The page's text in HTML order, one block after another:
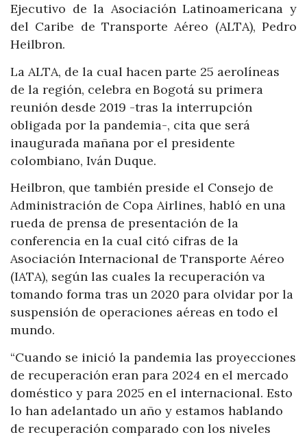
Ejecutivo de la Asociación Latinoamericana y
del Caribe de Transporte Aéreo (ALTA), Pedro
Heilbron.
La ALTA, de la cual hacen parte 25 aerolíneas
de la región, celebra en Bogotá su primera
reunión desde 2019 -tras la interrupción
obligada por la pandemia-, cita que será
inaugurada mañana por el presidente
colombiano, Iván Duque.
Heilbron, que también preside el Consejo de
Administración de Copa Airlines, habló en una
rueda de prensa de presentación de la
conferencia en la cual citó cifras de la
Asociación Internacional de Transporte Aéreo
(IATA), según las cuales la recuperación va
tomando forma tras un 2020 para olvidar por la
suspensión de operaciones aéreas en todo el
mundo.
“Cuando se inició la pandemia las proyecciones
de recuperación eran para 2024 en el mercado
doméstico y para 2025 en el internacional. Esto
lo han adelantado un año y estamos hablando
de recuperación comparado con los niveles